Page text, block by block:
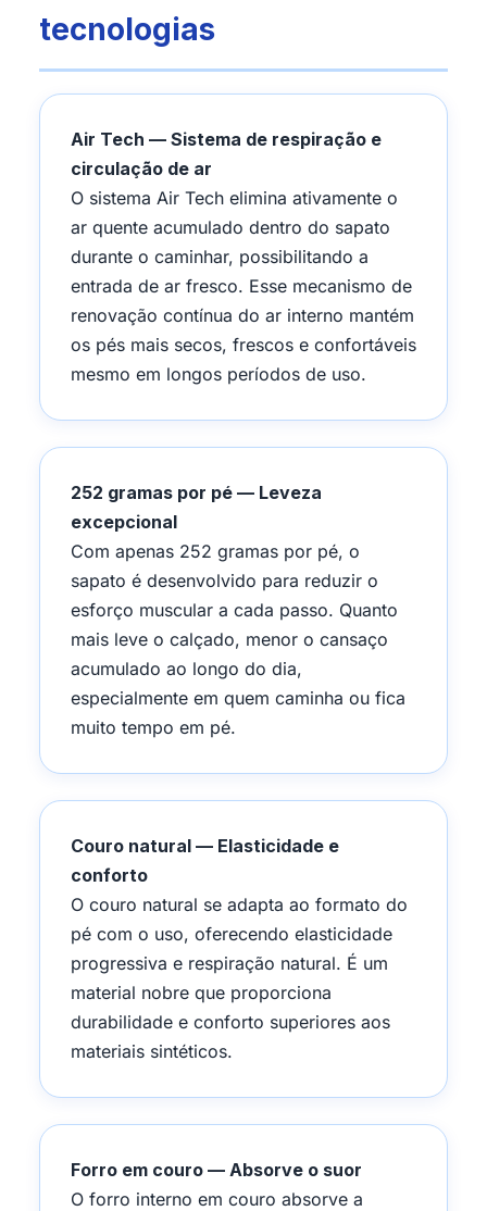
tecnologias
Air Tech — Sistema de respiração e
circulação de ar
O sistema Air Tech elimina ativamente o
ar quente acumulado dentro do sapato
durante o caminhar, possibilitando a
entrada de ar fresco. Esse mecanismo de
renovação contínua do ar interno mantém
os pés mais secos, frescos e confortáveis
mesmo em longos períodos de uso.
252 gramas por pé — Leveza
excepcional
Com apenas 252 gramas por pé, o
sapato é desenvolvido para reduzir o
esforço muscular a cada passo. Quanto
mais leve o calçado, menor o cansaço
acumulado ao longo do dia,
especialmente em quem caminha ou fica
muito tempo em pé.
Couro natural — Elasticidade e
conforto
O couro natural se adapta ao formato do
pé com o uso, oferecendo elasticidade
progressiva e respiração natural. É um
material nobre que proporciona
durabilidade e conforto superiores aos
materiais sintéticos.
Forro em couro — Absorve o suor
O forro interno em couro absorve a